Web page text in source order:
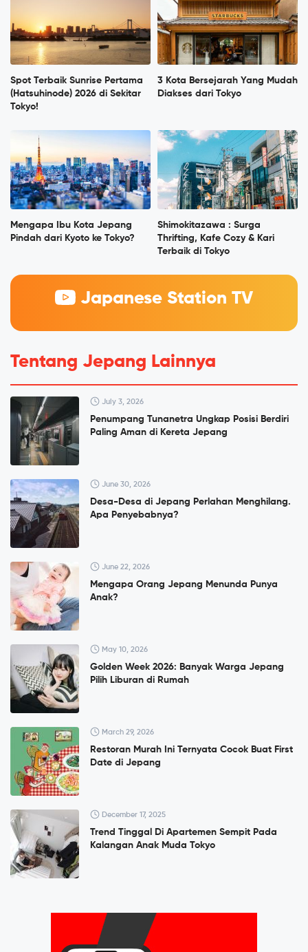
Spot Terbaik Sunrise Pertama
(Hatsuhinode) 2026 di Sekitar
Tokyo!
3 Kota Bersejarah Yang Mudah
Diakses dari Tokyo
Mengapa Ibu Kota Jepang
Pindah dari Kyoto ke Tokyo?
Shimokitazawa : Surga
Thrifting, Kafe Cozy & Kari
Terbaik di Tokyo
Japanese Station TV
Tentang Jepang Lainnya
July 3, 2026
Penumpang Tunanetra Ungkap Posisi Berdiri
Paling Aman di Kereta Jepang
June 30, 2026
Desa-Desa di Jepang Perlahan Menghilang.
Apa Penyebabnya?
June 22, 2026
Mengapa Orang Jepang Menunda Punya
Anak?
May 10, 2026
Golden Week 2026: Banyak Warga Jepang
Pilih Liburan di Rumah
March 29, 2026
Restoran Murah Ini Ternyata Cocok Buat First
Date di Jepang
December 17, 2025
Trend Tinggal Di Apartemen Sempit Pada
Kalangan Anak Muda Tokyo